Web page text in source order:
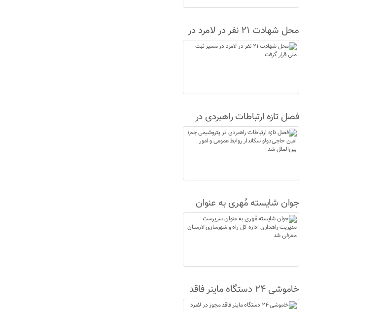
محل شهادت ۲۱ نفر در لامرد در
مسیر ثبت ملی قرار گرفت
فصل تازه ارتباطات راهبردی در
پتروشیمی جم؛ امین حاجی‌دولو
سکاندار روابط عمومی و امور
جوان شایسته مُهری به عنوان
سرپرست مدیریت راهداری اداره
کل راه و شهرسازی لارستان
خاموشی ۲۴ دستگاه ماینر فاقد
مجوز در لامرد